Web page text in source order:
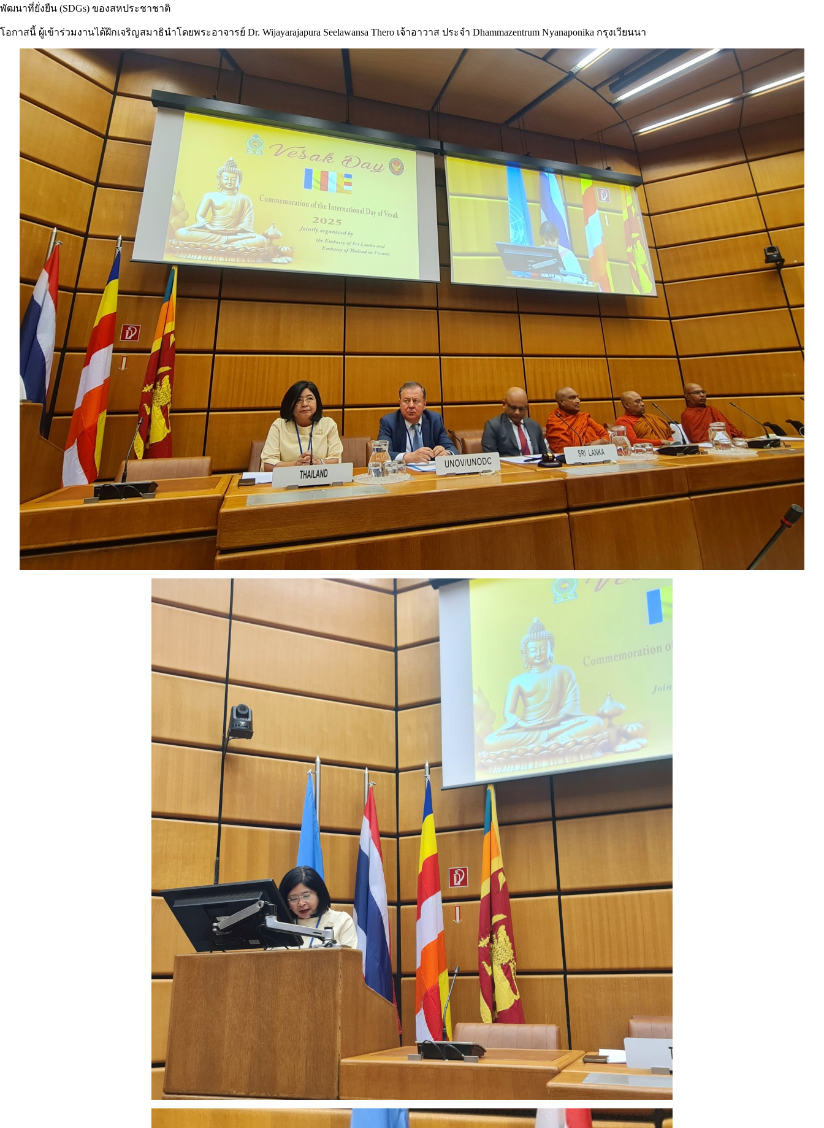
พัฒนาที่ยั่งยืน (SDGs) ของสหประชาชาติ
โอกาสนี้ ผู้เข้าร่วมงานได้ฝึกเจริญสมาธินำโดยพระอาจารย์ Dr. Wijayarajapura Seelawansa Thero เจ้าอาวาส ประจำ Dhammazentrum Nyanaponika กรุงเวียนนา